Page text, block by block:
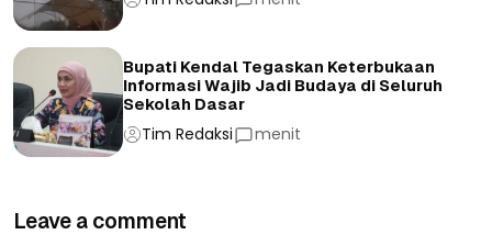
Bupati Kendal Tegaskan Keterbukaan
Informasi Wajib Jadi Budaya di Seluruh
Sekolah Dasar
Tim Redaksi menit
Leave a comment